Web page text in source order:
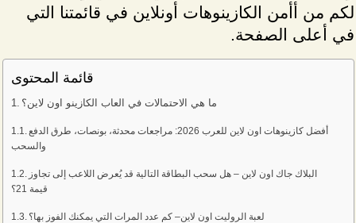
لكم من أأمن الكازينوهات أونلاين في قائمتنا التي
في أعلى الصفحة.
قائمة المحتوى
ما هي الاحتمالات في العاب الكازينو اون لاين؟
أفضل كازينوهات اون لاين للعرب 2026: مراجعات محدثة، بونصات، طرق الدفع
والسحب
البلاك جاك اون لاين – هل سحب البطاقة التالية قد يُعرض اللاعب إلى تجاوز
قيمة 21؟
لعبة الروليت اون لاين– كم عدد المرات التي يمكنك الفوز بها؟